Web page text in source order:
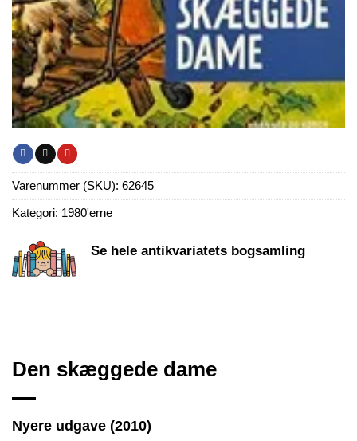
Varenummer (SKU): 62645
Kategori: 1980'erne
Se hele antikvariatets bogsamling
Den skæggede dame
Nyere udgave (2010)